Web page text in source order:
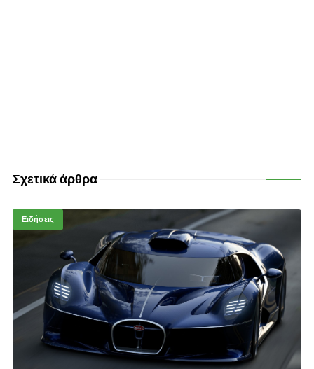
Σχετικά άρθρα
Ειδήσεις